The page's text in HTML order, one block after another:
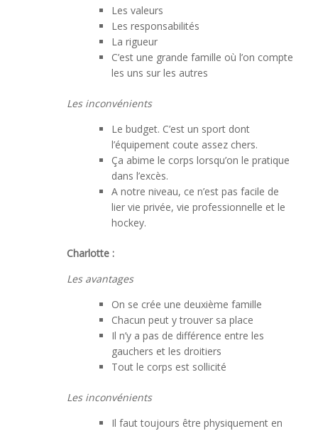
Les valeurs
Les responsabilités
La rigueur
C’est une grande famille où l’on compte
les uns sur les autres
Les inconvénients
Le budget. C’est un sport dont
l’équipement coute assez chers.
Ça abime le corps lorsqu’on le pratique
dans l’excès.
A notre niveau, ce n’est pas facile de
lier vie privée, vie professionnelle et le
hockey.
Charlotte :
Les avantages
On se crée une deuxième famille
Chacun peut y trouver sa place
Il n’y a pas de différence entre les
gauchers et les droitiers
Tout le corps est sollicité
Les inconvénients
Il faut toujours être physiquement en